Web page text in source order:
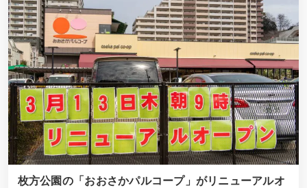
枚方公園の「おおさかパルコープ」がリニューアルオ